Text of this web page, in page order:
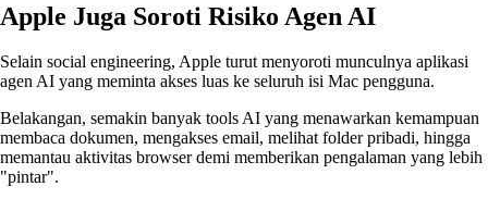
Apple Juga Soroti Risiko Agen AI
Selain social engineering, Apple turut menyoroti munculnya aplikasi
agen AI yang meminta akses luas ke seluruh isi Mac pengguna.
Belakangan, semakin banyak tools AI yang menawarkan kemampuan
membaca dokumen, mengakses email, melihat folder pribadi, hingga
memantau aktivitas browser demi memberikan pengalaman yang lebih
"pintar".